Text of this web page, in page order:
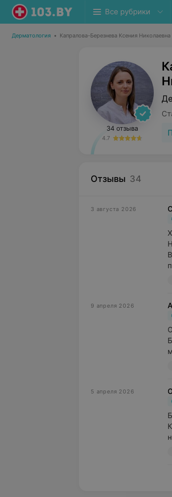
Все рубрики
Дерматология • Капралова-Березнева Ксения Николаевна
34 отзыва
4.7
Отзывы 34
3 августа 2026
9 апреля 2026
5 апреля 2026